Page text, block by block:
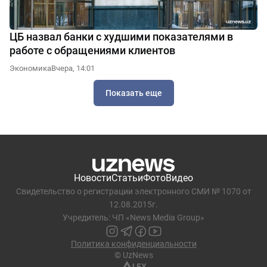
ЦБ назвал банки с худшими показателями в
работе с обращениями клиентов
ЭкономикаВчера, 14:01
Показать еще
НовостиСтатьиФотоВидео
Свидетельство о регистрации электронного СМИ № 1070 от
12.08.2015г.
Учредитель: ЧП «News Media Group»
Политика конфиденциальности
© UzNews